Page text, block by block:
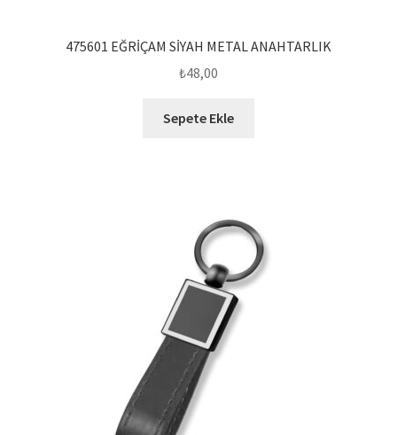
475601 EĞRİÇAM SİYAH METAL ANAHTARLIK
₺48,00
Sepete Ekle